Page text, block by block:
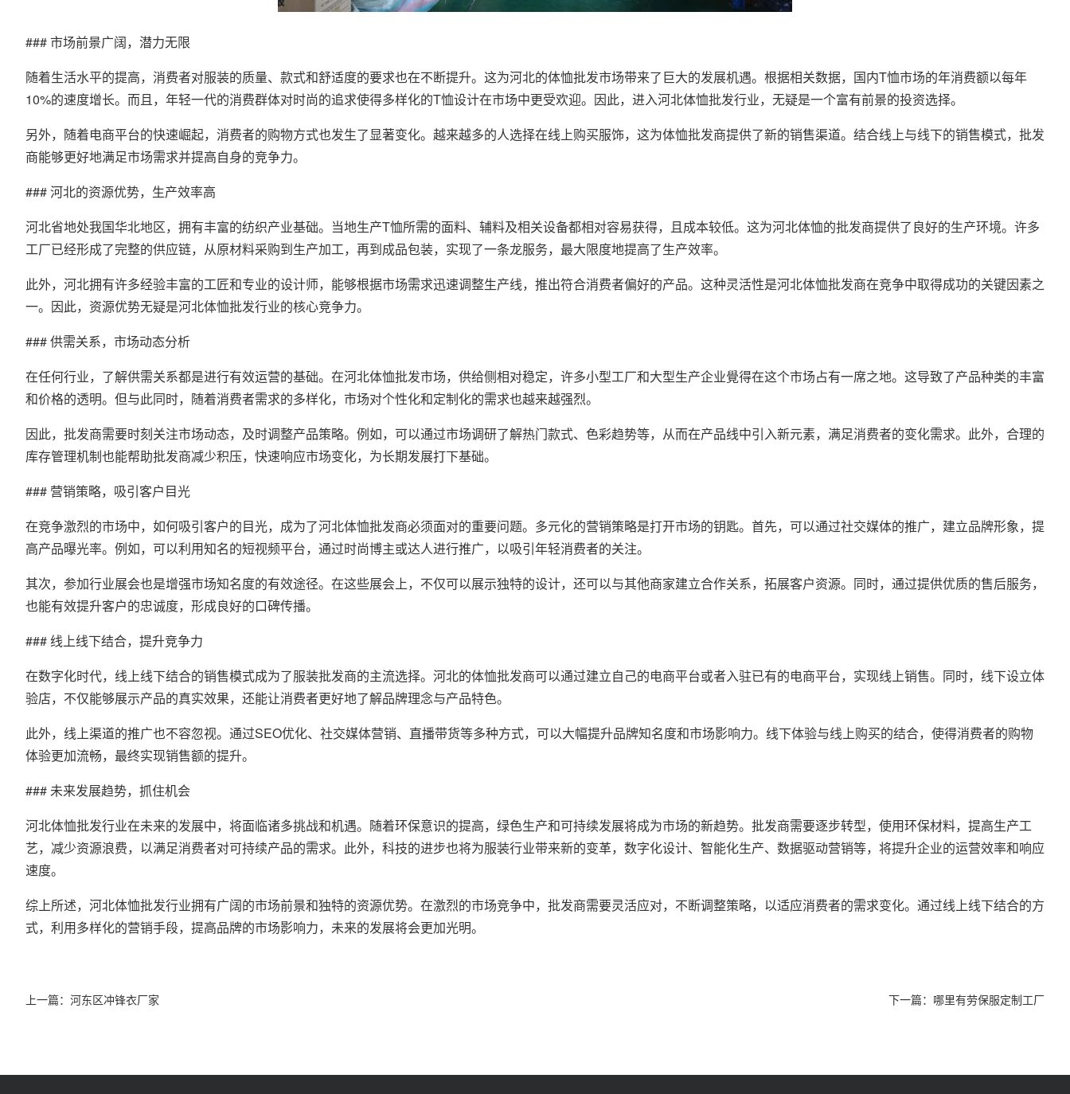
### 市场前景广阔，潜力无限
随着生活水平的提高，消费者对服装的质量、款式和舒适度的要求也在不断提升。这为河北的体恤批发市场带来了巨大的发展机遇。根据相关数据，国内T恤市场的年消费额以每年
10%的速度增长。而且，年轻一代的消费群体对时尚的追求使得多样化的T恤设计在市场中更受欢迎。因此，进入河北体恤批发行业，无疑是一个富有前景的投资选择。
另外，随着电商平台的快速崛起，消费者的购物方式也发生了显著变化。越来越多的人选择在线上购买服饰，这为体恤批发商提供了新的销售渠道。结合线上与线下的销售模式，批发
商能够更好地满足市场需求并提高自身的竞争力。
### 河北的资源优势，生产效率高
河北省地处我国华北地区，拥有丰富的纺织产业基础。当地生产T恤所需的面料、辅料及相关设备都相对容易获得，且成本较低。这为河北体恤的批发商提供了良好的生产环境。许多
工厂已经形成了完整的供应链，从原材料采购到生产加工，再到成品包装，实现了一条龙服务，最大限度地提高了生产效率。
此外，河北拥有许多经验丰富的工匠和专业的设计师，能够根据市场需求迅速调整生产线，推出符合消费者偏好的产品。这种灵活性是河北体恤批发商在竞争中取得成功的关键因素之
一。因此，资源优势无疑是河北体恤批发行业的核心竞争力。
### 供需关系，市场动态分析
在任何行业，了解供需关系都是进行有效运营的基础。在河北体恤批发市场，供给侧相对稳定，许多小型工厂和大型生产企业覺得在这个市场占有一席之地。这导致了产品种类的丰富
和价格的透明。但与此同时，随着消费者需求的多样化，市场对个性化和定制化的需求也越来越强烈。
因此，批发商需要时刻关注市场动态，及时调整产品策略。例如，可以通过市场调研了解热门款式、色彩趋势等，从而在产品线中引入新元素，满足消费者的变化需求。此外，合理的
库存管理机制也能帮助批发商减少积压，快速响应市场变化，为长期发展打下基础。
### 营销策略，吸引客户目光
在竞争激烈的市场中，如何吸引客户的目光，成为了河北体恤批发商必须面对的重要问题。多元化的营销策略是打开市场的钥匙。首先，可以通过社交媒体的推广，建立品牌形象，提
高产品曝光率。例如，可以利用知名的短视频平台，通过时尚博主或达人进行推广，以吸引年轻消费者的关注。
其次，参加行业展会也是增强市场知名度的有效途径。在这些展会上，不仅可以展示独特的设计，还可以与其他商家建立合作关系，拓展客户资源。同时，通过提供优质的售后服务，
也能有效提升客户的忠诚度，形成良好的口碑传播。
### 线上线下结合，提升竞争力
在数字化时代，线上线下结合的销售模式成为了服装批发商的主流选择。河北的体恤批发商可以通过建立自己的电商平台或者入驻已有的电商平台，实现线上销售。同时，线下设立体
验店，不仅能够展示产品的真实效果，还能让消费者更好地了解品牌理念与产品特色。
此外，线上渠道的推广也不容忽视。通过SEO优化、社交媒体营销、直播带货等多种方式，可以大幅提升品牌知名度和市场影响力。线下体验与线上购买的结合，使得消费者的购物
体验更加流畅，最终实现销售额的提升。
### 未来发展趋势，抓住机会
河北体恤批发行业在未来的发展中，将面临诸多挑战和机遇。随着环保意识的提高，绿色生产和可持续发展将成为市场的新趋势。批发商需要逐步转型，使用环保材料，提高生产工
艺，减少资源浪费，以满足消费者对可持续产品的需求。此外，科技的进步也将为服装行业带来新的变革，数字化设计、智能化生产、数据驱动营销等，将提升企业的运营效率和响应
速度。
综上所述，河北体恤批发行业拥有广阔的市场前景和独特的资源优势。在激烈的市场竞争中，批发商需要灵活应对，不断调整策略，以适应消费者的需求变化。通过线上线下结合的方
式，利用多样化的营销手段，提高品牌的市场影响力，未来的发展将会更加光明。
上一篇： 河东区冲锋衣厂家 下一篇： 哪里有劳保服定制工厂